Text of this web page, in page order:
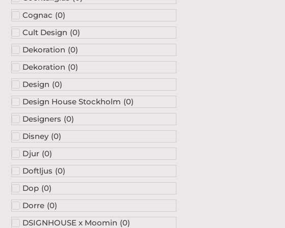
Cognac (0)
Cult Design (0)
Dekoration (0)
Dekoration (0)
Design (0)
Design House Stockholm (0)
Designers (0)
Disney (0)
Djur (0)
Doftljus (0)
Dop (0)
Dorre (0)
DSIGNHOUSE x Moomin (0)